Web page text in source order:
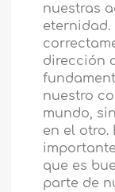
nuestras
eternidad.
dirección
nuestro
mundo,
en el otro.
que es
parte de